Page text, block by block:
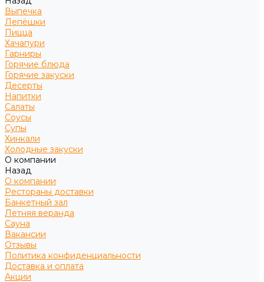
Выпечка
Лепёшки
Пицца
Хачапури
Гарниры
Горячие блюда
Горячие закуски
Десерты
Напитки
Салаты
Соусы
Супы
Хинкали
Холодные закуски
О компании
Назад
О компании
Рестораны доставки
Банкетный зал
Летняя веранда
Сауна
Вакансии
Отзывы
Политика конфиденциальности
Доставка и оплата
Акции